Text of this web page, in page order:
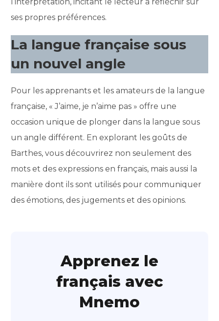
ses propres préférences.
La langue française sous
un nouvel angle
Pour les apprenants et les amateurs de la langue
française, « J’aime, je n’aime pas » offre une
occasion unique de plonger dans la langue sous
un angle différent. En explorant les goûts de
Barthes, vous découvrirez non seulement des
mots et des expressions en français, mais aussi la
manière dont ils sont utilisés pour communiquer
des émotions, des jugements et des opinions.
Apprenez le
français avec
Mnemo